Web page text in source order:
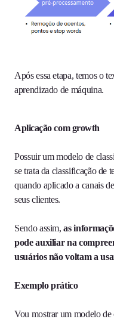
Após essa etapa, temos o
aprendizado de máquina.
Aplicação com growth
Possuir um modelo de
se trata da classificação de
quando aplicado a canais
seus clientes.
Sendo assim,as
pode auxiliar na
usuários não voltam a
Exemplo prático
Vou mostrar um modelo de